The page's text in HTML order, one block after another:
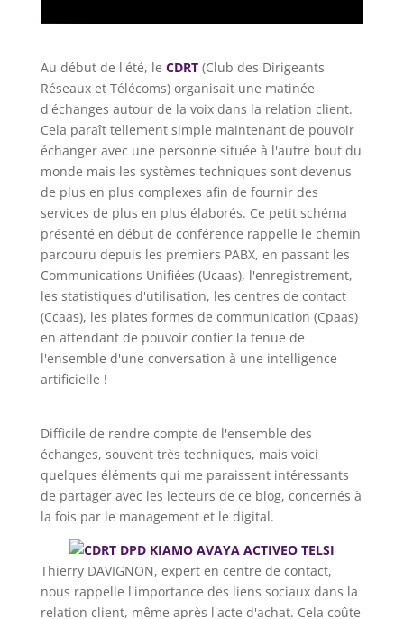
Au début de l'été, le CDRT(Club des Dirigeants
Réseaux et Télécoms) organisait une matinée
d'échanges autour de la voix dans la relation client.
Cela paraît tellement simple maintenant de pouvoir
échanger avec une personne située à l'autre bout du
monde mais les systèmes techniques sont devenus
de plus en plus complexes afin de fournir des
services de plus en plus élaborés. Ce petit schéma
présenté en début de conférence rappelle le chemin
parcouru depuis les premiers PABX, en passant les
Communications Unifiées (Ucaas), l'enregistrement,
les statistiques d'utilisation, les centres de contact
(Ccaas), les plates formes de communication (Cpaas)
en attendant de pouvoir confier la tenue de
l'ensemble d'une conversation à une intelligence
artificielle !
Difficile de rendre compte de l'ensemble des
échanges, souvent très techniques, mais voici
quelques éléments qui me paraissent intéressants
de partager avec les lecteurs de ce blog, concernés à
la fois par le management et le digital.
Thierry DAVIGNON, expert en centre de contact,
nous rappelle l'importance des liens sociaux dans la
relation client, même après l'acte d'achat. Cela coûte